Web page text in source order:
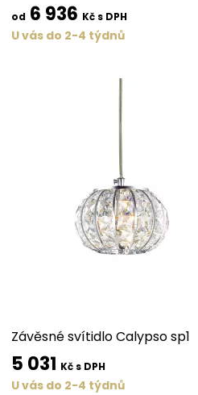
od 6 936 Kč s DPH
U vás do 2-4 týdnů
Závěsné svítidlo Calypso sp1
5 031 Kč s DPH
U vás do 2-4 týdnů